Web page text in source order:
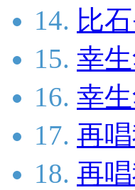
14. 比
15. 幸
16. 幸
17. 再
18. 再